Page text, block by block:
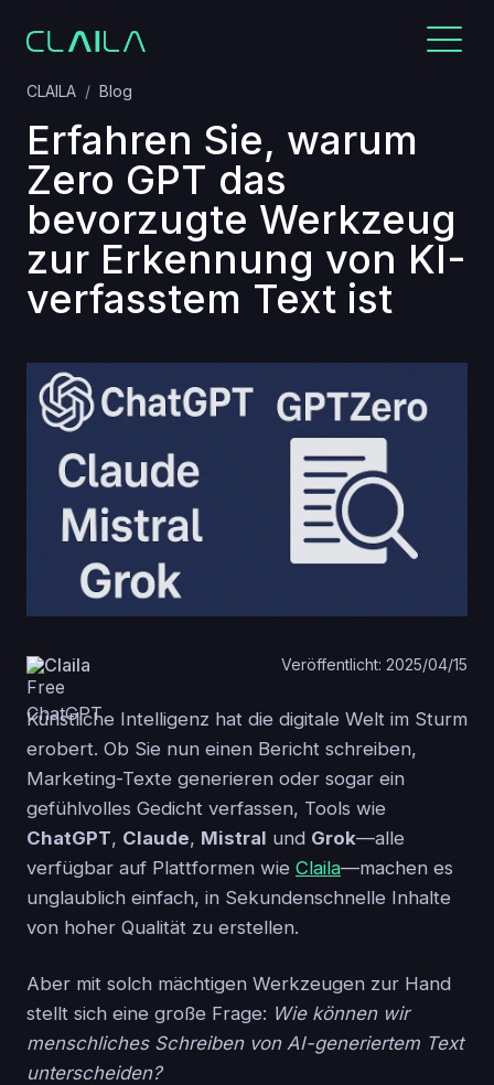
CLAILA Blog
Erfahren Sie, warum
Zero GPT das
bevorzugte Werkzeug
zur Erkennung von KI-
verfasstem Text ist
Claila Veröffentlicht: 2025/04/15
Künstliche Intelligenz hat die digitale Welt im Sturm
erobert. Ob Sie nun einen Bericht schreiben,
Marketing-Texte generieren oder sogar ein
gefühlvolles Gedicht verfassen, Tools wie
ChatGPT, Claude, Mistral und Grok—alle
verfügbar auf Plattformen wie Claila—machen es
unglaublich einfach, in Sekundenschnelle Inhalte
von hoher Qualität zu erstellen.
Aber mit solch mächtigen Werkzeugen zur Hand
stellt sich eine große Frage: Wie können wir
menschliches Schreiben von AI-generiertem Text
unterscheiden?